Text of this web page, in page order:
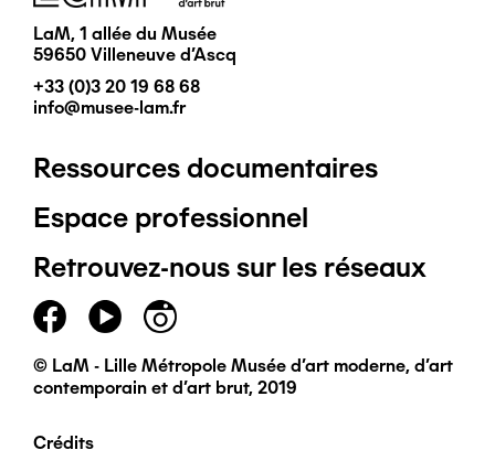
LaM, 1 allée du Musée
59650 Villeneuve d'Ascq
+33 (0)3 20 19 68 68
info@musee-lam.fr
Pied
de
page
principal
Ressources documentaires
Espace professionnel
Retrouvez-nous sur les réseaux
© LaM - Lille Métropole Musée d'art moderne, d'art
contemporain et d'art brut, 2019
Crédits